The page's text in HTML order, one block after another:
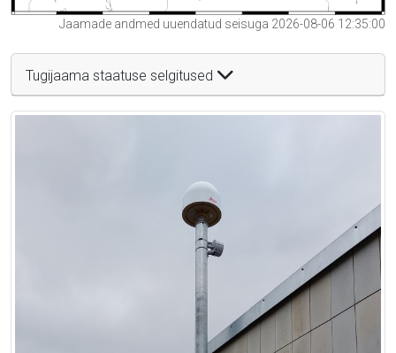
Jaamade andmed uuendatud seisuga 2026-08-06 12:35:00
Tugijaama staatuse selgitused